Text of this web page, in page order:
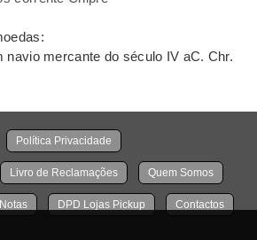
navio mercante do século IV aC. Chr.
Política Privacidade
Livro de Reclamações Quem Somos
DPD Lojas Pickup Contactos